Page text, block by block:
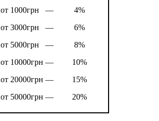
от 1000грн —
4%
от 3000грн —
6%
от 5000грн —
8%
от 10000грн —
10%
от 20000грн —
15%
от 50000грн —
20%